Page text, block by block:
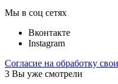
Мы в соц сетях
Вконтакте
Instagram
Согласие на обработку
3 Вы уже смотрели